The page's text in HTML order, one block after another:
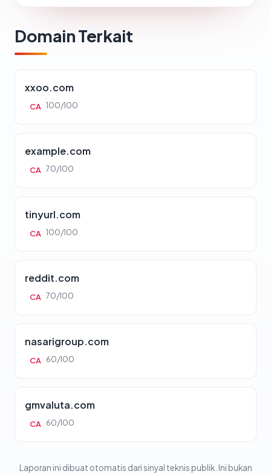
Domain Terkait
xxoo.com
CA 100/100
example.com
CA 70/100
tinyurl.com
CA 100/100
reddit.com
CA 70/100
nasarigroup.com
CA 60/100
gmvaluta.com
CA 60/100
Laporan ini dibuat otomatis dari sinyal teknis publik. Ini bukan